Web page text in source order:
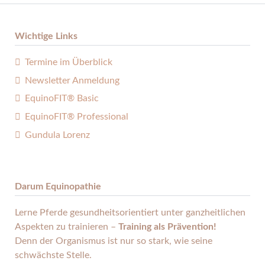
Wichtige Links
Termine im Überblick
Newsletter Anmeldung
EquinoFIT® Basic
EquinoFIT® Professional
Gundula Lorenz
Darum Equinopathie
Lerne Pferde gesund­heits­orientiert unter ganz­heitlichen
Aspekten zu trainieren – Training als Prävention!
Denn der Organismus ist nur so stark, wie seine
schwächste Stelle.